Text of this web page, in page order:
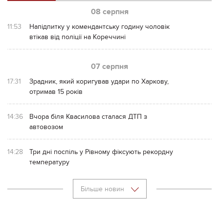
08 серпня
11:53
Напідпитку у комендантську годину чоловік
втікав від поліції на Кореччині
07 серпня
17:31
Зрадник, який коригував удари по Харкову,
отримав 15 років
14:36
Вчора біля Квасилова сталася ДТП з
автовозом
14:28
Три дні поспіль у Рівному фіксують рекордну
температуру
Більше новин